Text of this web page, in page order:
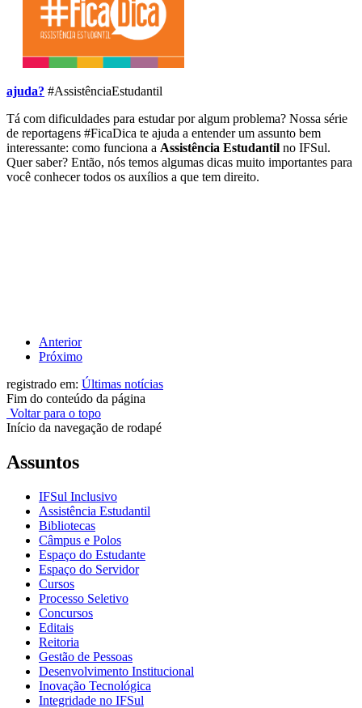
ajuda? #AssistênciaEstudantil
Tá com dificuldades para estudar por algum problema? Nossa série
de reportagens #FicaDica te ajuda a entender um assunto bem
interessante: como funciona a Assistência Estudantil no IFSul.
Quer saber? Então, nós temos algumas dicas muito importantes para
você conhecer todos os auxílios a que tem direito.
Anterior
Próximo
registrado em: Últimas notícias
Fim do conteúdo da página
Voltar para o topo
Início da navegação de rodapé
Assuntos
IFSul Inclusivo
Assistência Estudantil
Bibliotecas
Câmpus e Polos
Espaço do Estudante
Espaço do Servidor
Cursos
Processo Seletivo
Concursos
Editais
Reitoria
Gestão de Pessoas
Desenvolvimento Institucional
Inovação Tecnológica
Integridade no IFSul